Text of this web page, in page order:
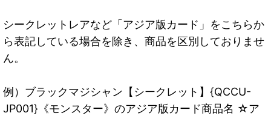
シークレットレアなど「アジア版カード」をこちらか
ら表記している場合を除き、商品を区別しておりませ
ん。
例）ブラックマジシャン【シークレット】{QCCU-
JP001}《モンスター》のアジア版カード商品名 ☆ア